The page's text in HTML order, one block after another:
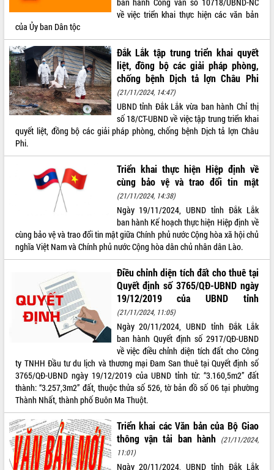
về việc triển khai thực hiện các văn bản
của Ủy ban Dân tộc
Đắk Lắk tập trung triển khai quyết
liệt, đồng bộ các giải pháp phòng,
chống bệnh Dịch tả lợn Châu Phi
(21/11/2024, 14:47)
UBND tỉnh Đắk Lắk vừa ban hành Chỉ thị
số 18/CT-UBND về việc tập trung triển khai
quyết liệt, đồng bộ các giải pháp phòng, chống bệnh Dịch tả lợn Châu
Phi.
Triển khai thực hiện Hiệp định về
cùng bảo vệ và trao đổi tin mật
(21/11/2024, 14:38)
Ngày 19/11/2024, UBND tỉnh Đắk Lắk
ban hành Kế hoạch thực hiện Hiệp định về
cùng bảo vệ và trao đổi tin mật giữa Chính phủ nước Cộng hòa xã hội chủ
nghĩa Việt Nam và Chính phủ nước Cộng hòa dân chủ nhân dân Lào.
Điều chỉnh diện tích đất cho thuê tại
Quyết định số 3765/QĐ-UBND ngày
19/12/2019 của UBND tỉnh
(21/11/2024, 11:05)
Ngày 20/11/2024, UBND tỉnh Đắk Lắk
ban hành Quyết định số 2917/QĐ-UBND
về việc điều chỉnh diện tích đất cho Công
ty TNHH Đầu tư du lịch và thương mại Đam San thuê tại Quyết định số
3765/QĐ-UBND ngày 19/12/2019 của UBND tỉnh từ: “3.160,5m2” đất
thành: “3.257,3m2” đất, thuộc thửa số 526, tờ bản đồ số 06 tại phường
Thành Nhất, thành phố Buôn Ma Thuột.
Triển khai các Văn bản của Bộ Giao
thông vận tải ban hành (21/11/2024,
11:01)
Ngày 20/11/2024, UBND tỉnh Đắk Lắk